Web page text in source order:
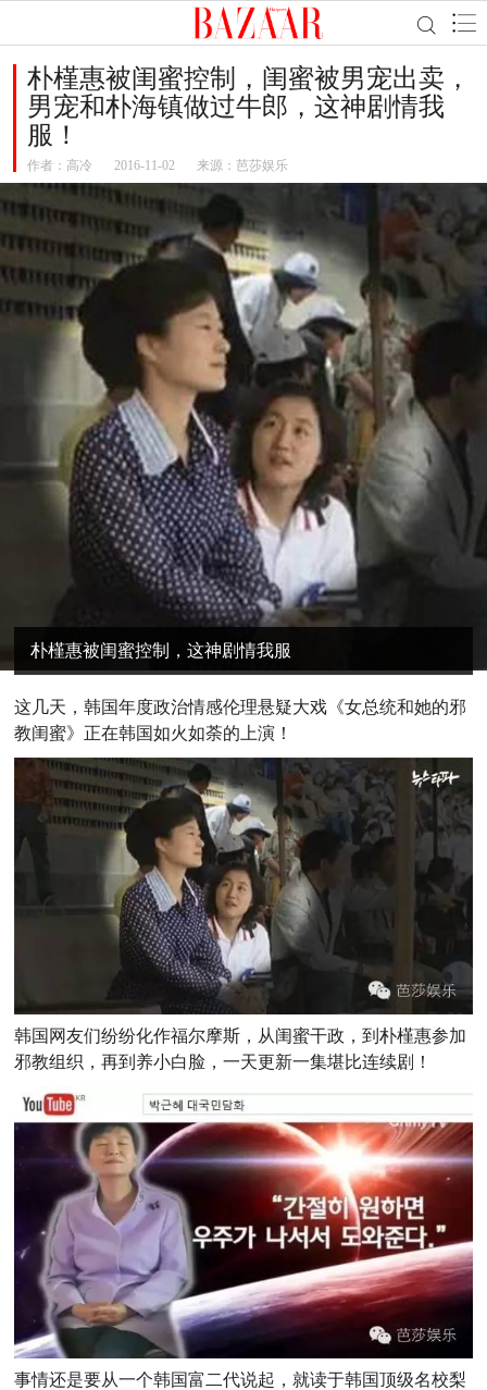
朴槿惠被闺蜜控制，闺蜜被男宠出卖，
男宠和朴海镇做过牛郎，这神剧情我
服！
作者： 高冷 2016-11-02 来源：芭莎娱乐
朴槿惠被闺蜜控制，这神剧情我服
这几天，韩国年度政治情感伦理悬疑大戏《女总统和她的邪
教闺蜜》正在韩国如火如荼的上演！
韩国网友们纷纷化作福尔摩斯，从闺蜜干政，到朴槿惠参加
邪教组织，再到养小白脸，一天更新一集堪比连续剧！
事情还是要从一个韩国富二代说起，就读于韩国顶级名校梨